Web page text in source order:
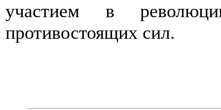
участием в
противостоящих сил.